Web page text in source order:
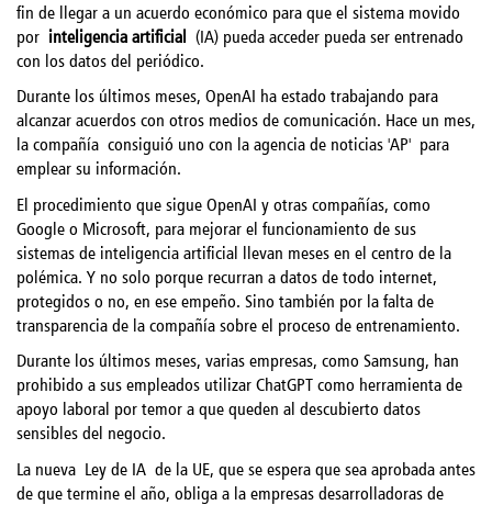
fin de llegar a un acuerdo económico para que el sistema movido
por inteligencia artificial (IA) pueda acceder pueda ser entrenado
con los datos del periódico.
Durante los últimos meses, OpenAI ha estado trabajando para
alcanzar acuerdos con otros medios de comunicación. Hace un mes,
la compañía consiguió uno con la agencia de noticias 'AP' para
emplear su información.
El procedimiento que sigue OpenAI y otras compañías, como
Google o Microsoft, para mejorar el funcionamiento de sus
sistemas de inteligencia artificial llevan meses en el centro de la
polémica. Y no solo porque recurran a datos de todo internet,
protegidos o no, en ese empeño. Sino también por la falta de
transparencia de la compañía sobre el proceso de entrenamiento.
Durante los últimos meses, varias empresas, como Samsung, han
prohibido a sus empleados utilizar ChatGPT como herramienta de
apoyo laboral por temor a que queden al descubierto datos
sensibles del negocio.
La nueva Ley de IA de la UE, que se espera que sea aprobada antes
de que termine el año, obliga a la empresas desarrolladoras de